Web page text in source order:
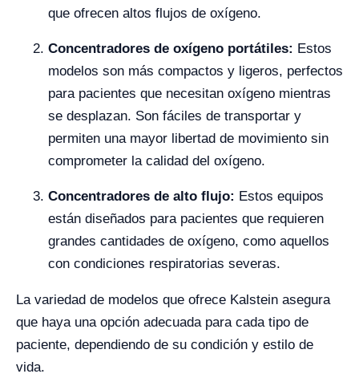
que ofrecen altos flujos de oxígeno.
Concentradores de oxígeno portátiles: Estos
modelos son más compactos y ligeros, perfectos
para pacientes que necesitan oxígeno mientras
se desplazan. Son fáciles de transportar y
permiten una mayor libertad de movimiento sin
comprometer la calidad del oxígeno.
Concentradores de alto flujo: Estos equipos
están diseñados para pacientes que requieren
grandes cantidades de oxígeno, como aquellos
con condiciones respiratorias severas.
La variedad de modelos que ofrece Kalstein asegura
que haya una opción adecuada para cada tipo de
paciente, dependiendo de su condición y estilo de
vida.